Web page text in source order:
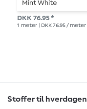
Mint White
DKK 76.95 *
1 meter | DKK 76.95 / meter
Stoffer til hverdagen